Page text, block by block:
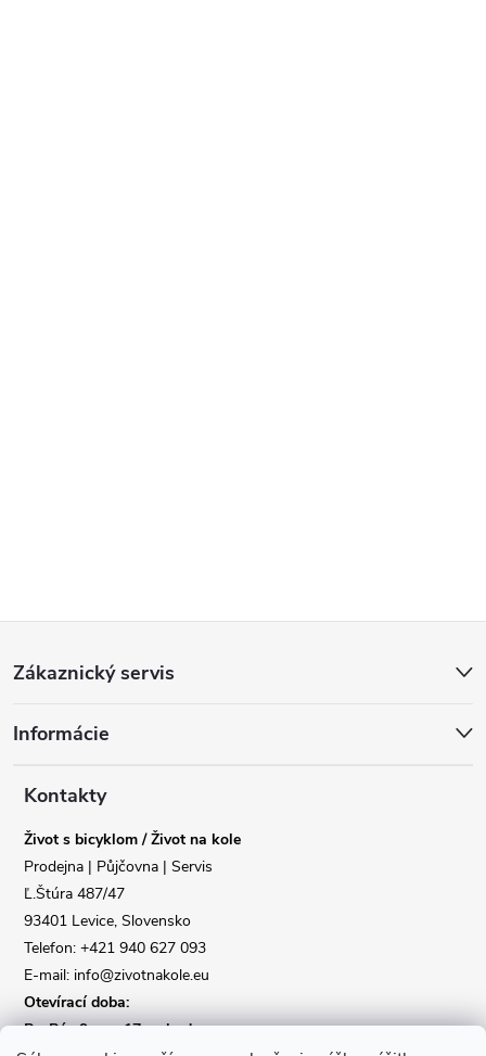
p
Zákaznický servis
Informácie
Kontakty
Život s bicyklom / Život na kole
Prodejna | Půjčovna | Servis
Ľ.Štúra 487/47
93401 Levice, Slovensko
Telefon: +421 940 627 093
E-mail: info@zivotnakole.eu
Otevírací doba:
Po-Pá : 9,oo - 17,oo hod